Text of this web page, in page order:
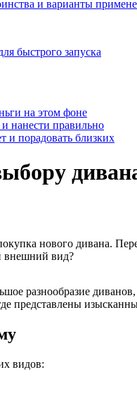
и варианты
быстрого запуска
на этом фоне
нанести правильно
и порадовать близких
нового дивана.
внешний вид?
разнообразие
представлены
видов: